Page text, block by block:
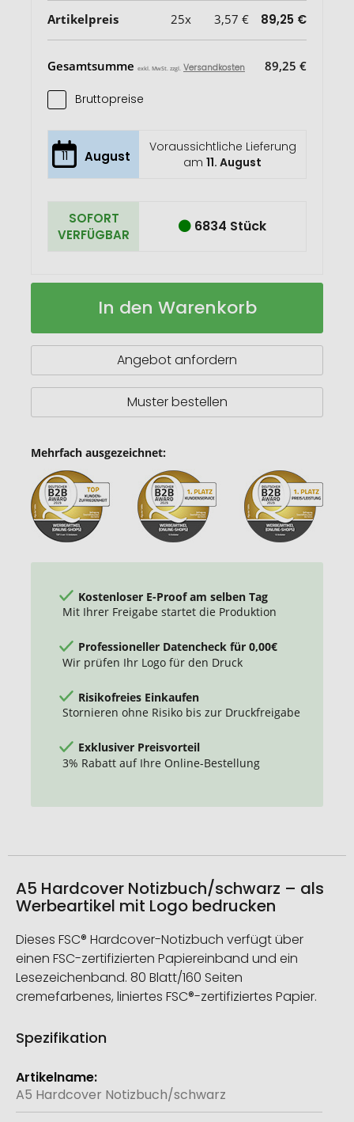
Artikelpreis 25x 3,57 € 89,25 €
Gesamtsumme exkl. MwSt. zzgl. Versandkosten 89,25 €
Bruttopreise
11 August
Voraussichtliche Lieferung
am11. August
SOFORT
VERFÜGBAR
6834 Stück
A5
Auf
In den Warenkorb
Angebot anfordern
Muster bestellen
Mehrfach ausgezeichnet:
Kostenloser E-Proof am selben Tag
Mit Ihrer Freigabe startet die Produktion
Professioneller Datencheck für 0,00€
Wir prüfen Ihr Logo für den Druck
Risikofreies Einkaufen
Stornieren ohne Risiko bis zur Druckfreigabe
Exklusiver Preisvorteil
3% Rabatt auf Ihre Online-Bestellung
A5 Hardcover Notizbuch/schwarz – als
Werbeartikel mit Logo bedrucken
Dieses FSC® Hardcover-Notizbuch verfügt über
einen FSC-zertifizierten Papiereinband und ein
Lesezeichenband. 80 Blatt/160 Seiten
cremefarbenes, liniertes FSC®-zertifiziertes Papier.
Spezifikation
Weitere
Informationen
A5 Hardcover Notizbuch/schwarz